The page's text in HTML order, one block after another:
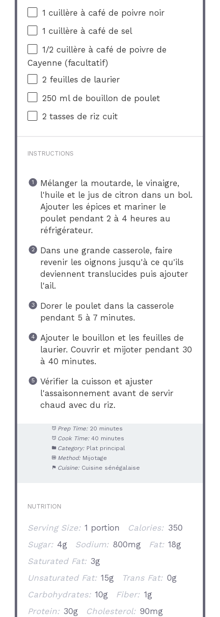
1 cuillère à café de poivre noir
1 cuillère à café de sel
1/2 cuillère à café de poivre de
Cayenne (facultatif)
2 feuilles de laurier
250 ml de bouillon de poulet
2 tasses de riz cuit
INSTRUCTIONS
Mélanger la moutarde, le vinaigre,
l'huile et le jus de citron dans un bol.
Ajouter les épices et mariner le
poulet pendant 2 à 4 heures au
réfrigérateur.
Dans une grande casserole, faire
revenir les oignons jusqu'à ce qu'ils
deviennent translucides puis ajouter
l'ail.
Dorer le poulet dans la casserole
pendant 5 à 7 minutes.
Ajouter le bouillon et les feuilles de
laurier. Couvrir et mijoter pendant 30
à 40 minutes.
Vérifier la cuisson et ajuster
l'assaisonnement avant de servir
chaud avec du riz.
Prep Time: 20 minutes
Cook Time: 40 minutes
Category: Plat principal
Method: Mijotage
Cuisine: Cuisine sénégalaise
NUTRITION
Serving Size: 1 portion Calories: 350
Sugar: 4g Sodium: 800mg Fat: 18g
Saturated Fat: 3g
Unsaturated Fat: 15g Trans Fat: 0g
Carbohydrates: 10g Fiber: 1g
Protein: 30g Cholesterol: 90mg